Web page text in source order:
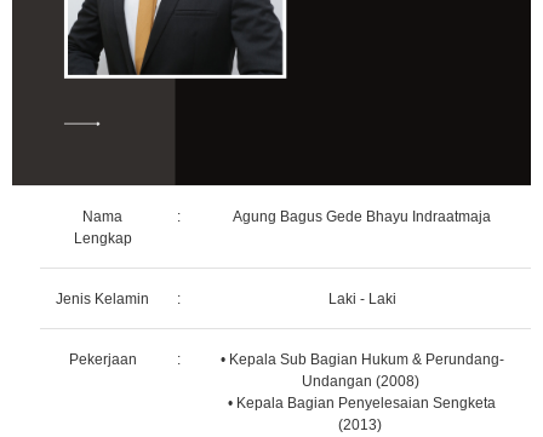
Nama
Lengkap
: Agung Bagus Gede Bhayu Indraatmaja
Jenis Kelamin : Laki - Laki
Pekerjaan :
• Kepala Sub Bagian Hukum & Perundang-
Undangan (2008)
• Kepala Bagian Penyelesaian Sengketa
(2013)